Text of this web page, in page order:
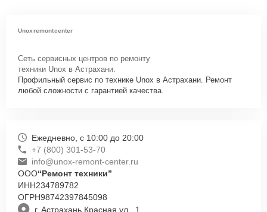
Unoxremontcenter
Сеть сервисных центров по ремонту
техники Unox в Астрахани.
Профильный сервис по технике Unox в Астрахани. Ремонт
любой сложности с гарантией качества.
г. Астрахань Красная ул., 1
Ежедневно, с 10:00 до 20:00
+7 (800) 301-53-70
info@unox-remont-center.ru
ООО“Ремонт техники”
ИНН234789782
ОГРН98742397845098